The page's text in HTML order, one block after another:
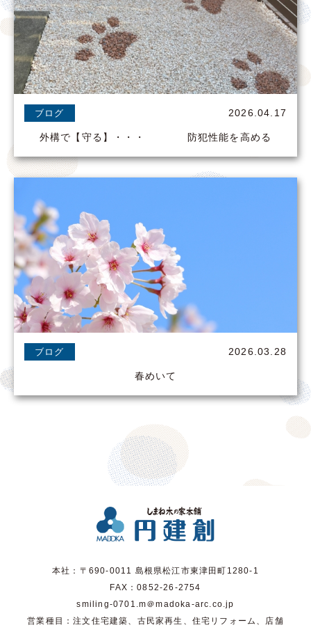
ブログ 2026.04.17
外構で【守る】・・・ 防犯性能を高める
ブログ 2026.03.28
春めいて
本社：〒690-0011 島根県松江市東津田町1280-1
FAX：0852-26-2754
smiling-0701.m＠madoka-arc.co.jp
営業種目：注文住宅建築、古民家再生、住宅リフォーム、店舗